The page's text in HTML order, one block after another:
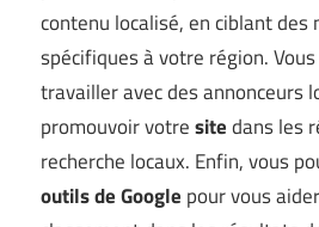
contenu localisé, en ciblant des
spécifiques à votre région.
travailler avec des annonceurs
promouvoir votresitedans les
recherche locaux. Enfin, vous
outils de Google pour vous